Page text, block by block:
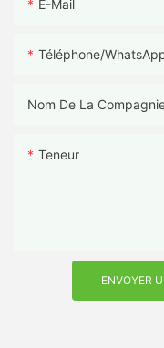
E-Mail
Téléphone/
Nom De La
Teneur
ENVOYER